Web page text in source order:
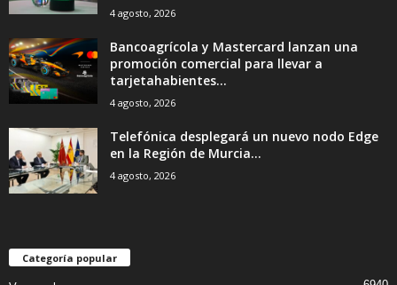
4 agosto, 2026
Bancoagrícola y Mastercard lanzan una
promoción comercial para llevar a
tarjetahabientes...
4 agosto, 2026
Telefónica desplegará un nuevo nodo Edge
en la Región de Murcia...
4 agosto, 2026
Categoría popular